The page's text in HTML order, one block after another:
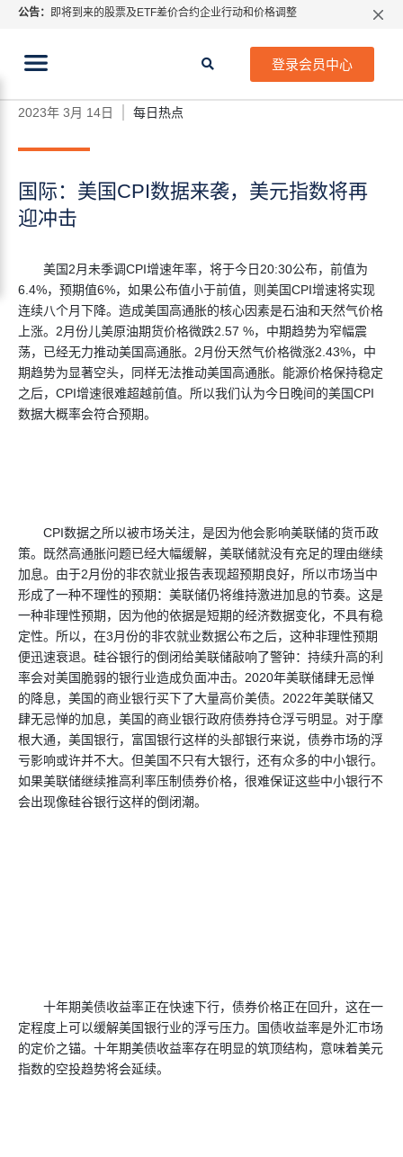
公告： 即将到来的股票及ETF差价合约企业行动和价格调整
ATFX呼吁推进金融市场合规、安全、有序、良性发展
登录会员中心
当前位置:
国际：美国CPI数据来袭，美元指数
将再迎冲击
2023年 3月 14日 每日热点
国际：美国CPI数据来袭，美元指数将再
迎冲击
美国2月未季调CPI增速年率，将于今日20:30公布，前值为
6.4%，预期值6%，如果公布值小于前值，则美国CPI增速将实现
连续八个月下降。造成美国高通胀的核心因素是石油和天然气价格
上涨。2月份儿美原油期货价格微跌2.57 %，中期趋势为窄幅震
荡，已经无力推动美国高通胀。2月份天然气价格微涨2.43%，中
期趋势为显著空头，同样无法推动美国高通胀。能源价格保持稳定
之后，CPI增速很难超越前值。所以我们认为今日晚间的美国CPI
数据大概率会符合预期。
CPI数据之所以被市场关注，是因为他会影响美联储的货币政
策。既然高通胀问题已经大幅缓解，美联储就没有充足的理由继续
加息。由于2月份的非农就业报告表现超预期良好，所以市场当中
形成了一种不理性的预期：美联储仍将维持激进加息的节奏。这是
一种非理性预期，因为他的依据是短期的经济数据变化，不具有稳
定性。所以，在3月份的非农就业数据公布之后，这种非理性预期
便迅速衰退。硅谷银行的倒闭给美联储敲响了警钟：持续升高的利
率会对美国脆弱的银行业造成负面冲击。2020年美联储肆无忌惮
的降息，美国的商业银行买下了大量高价美债。2022年美联储又
肆无忌惮的加息，美国的商业银行政府债券持仓浮亏明显。对于摩
根大通，美国银行，富国银行这样的头部银行来说，债券市场的浮
亏影响或许并不大。但美国不只有大银行，还有众多的中小银行。
如果美联储继续推高利率压制债券价格，很难保证这些中小银行不
会出现像硅谷银行这样的倒闭潮。
十年期美债收益率正在快速下行，债券价格正在回升，这在一
定程度上可以缓解美国银行业的浮亏压力。国债收益率是外汇市场
的定价之锚。十年期美债收益率存在明显的筑顶结构，意味着美元
指数的空投趋势将会延续。